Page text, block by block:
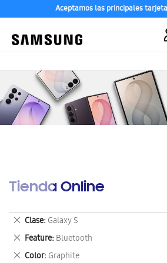
Aceptamos las principales
Tienda Online
Clase Galaxy S
Eliminar
este
artículo
Feature Bluetooth
Eliminar
este
Color Graphite
Eliminar